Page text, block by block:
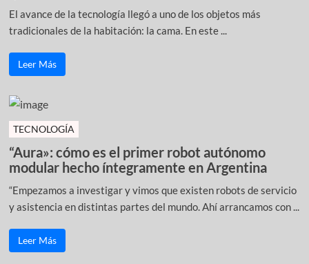
El avance de la tecnología llegó a uno de los objetos más
tradicionales de la habitación: la cama. En este ...
Leer Más
TECNOLOGÍA
“Aura»: cómo es el primer robot autónomo
modular hecho íntegramente en Argentina
“Empezamos a investigar y vimos que existen robots de servicio
y asistencia en distintas partes del mundo. Ahí arrancamos con ...
Leer Más